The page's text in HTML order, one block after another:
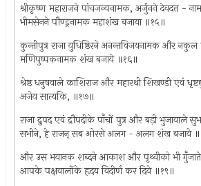
श्रीकृष्ण महाराजने पांचजन्यनामक, अर्जुनने देवदत्त -
भीमसेनने पौण्ड्रनामक महाशंख बजाया ॥१५॥
कुन्तीपुत्र राजा युधिष्ठिरने अनन्तविजयनामक और
मणिपुष्पकनामक शंख बजाये ॥१६॥
श्रेष्ठ धनुषवाले काशिराज और महारथी शिखण्डी एवं
अजेय सात्यकि, ॥१७॥
राजा द्रुपद एवं द्रौपदीके पाँचों पुत्र और बड़ी भुजावाले
सभीने, हे राजन् सब ओरसे अलग - अलग शंख बजाये
और उस भयानक शब्दने आकाश और पृथ्वीको भी गुँजाते हुए
आपके पक्षवालोंके हृदय विदीर्ण कर दिये ॥१९॥